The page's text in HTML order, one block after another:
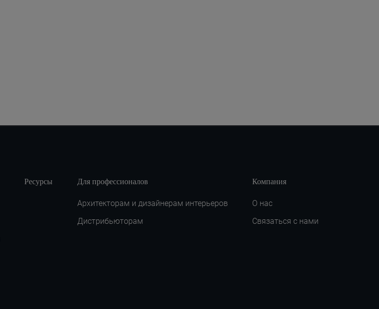
Ресурсы Для профессионалов
Архитекторам и дизайнерам интерьеров
Дистрибьюторам
Компания
О нас
Связаться с нами